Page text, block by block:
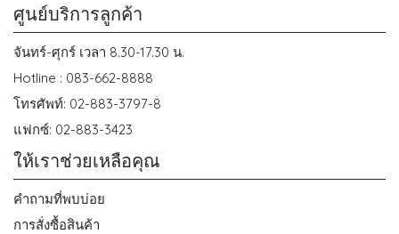
ศูนย์บริการลูกค้า
จันทร์-ศุกร์ เวลา 8.30-17.30 น.
Hotline : 083-662-8888
โทรศัพท์: 02-883-3797-8
แฟกซ์: 02-883-3423
ให้เราช่วยเหลือคุณ
คำถามที่พบบ่อย
การสั่งซื้อสินค้า